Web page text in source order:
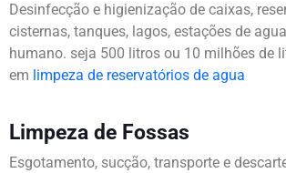
Desinfecção e higienização de caixas,
cisternas, tanques, lagos, estações de
humano. seja 500 litros ou 10 milhões de
em limpeza de reservatórios de agua
Limpeza de Fossas
Esgotamento, sucção, transporte e